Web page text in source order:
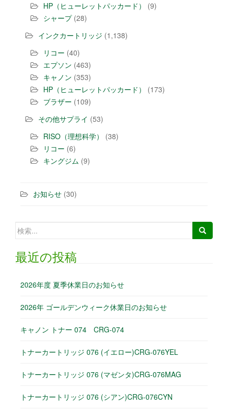
HP（ヒューレットパッカード）
(9)
シャープ(28)
インクカートリッジ (1,138)
リコー (40)
エプソン (463)
キャノン (353)
HP（ヒューレットパッカード）
(173)
ブラザー (109)
その他サプライ (53)
RISO（理想科学）
(38)
リコー (6)
キングジム (9)
お知らせ (30)
検索:
最近の投稿
2026年度 夏季休業日のお知らせ
2026年 ゴールデンウィーク休業日のお知らせ
キャノン トナー 074 CRG-074
トナーカートリッジ 076 (イエロー)CRG-076YEL
トナーカートリッジ 076 (マゼンタ)CRG-076MAG
トナーカートリッジ 076 (シアン)CRG-076CYN